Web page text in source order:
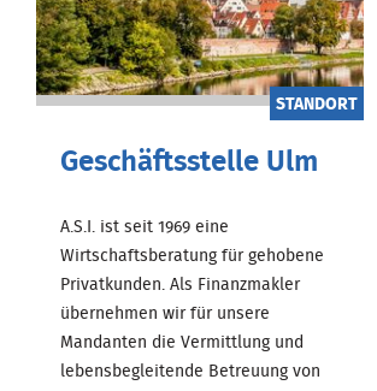
STANDORT
Geschäftsstelle Ulm
A.S.I. ist seit 1969 eine
Wirtschaftsberatung für gehobene
Privatkunden. Als Finanzmakler
übernehmen wir für unsere
Mandanten die Vermittlung und
lebensbegleitende Betreuung von